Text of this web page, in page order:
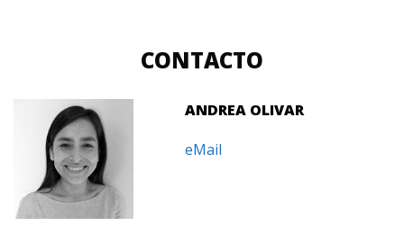
CONTACTO
ANDREA OLIVAR
eMail